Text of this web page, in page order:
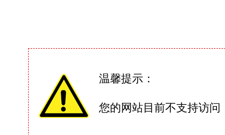
温馨提示：
您的网站目前不支持访